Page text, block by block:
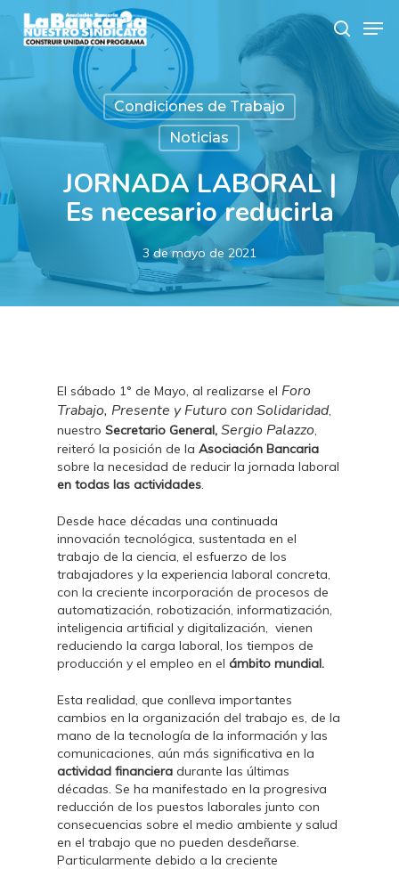
main
search
Condiciones de Trabajo
Noticias
JORNADA LABORAL |
Es necesario reducirla
3 de mayo de 2021
El sábado 1° de Mayo, al realizarse el Foro
Trabajo, Presente y Futuro con Solidaridad,
nuestro Secretario General, Sergio Palazzo,
reiteró la posición de la Asociación Bancaria
sobre la necesidad de reducir la jornada laboral
en todas las actividades.
Desde hace décadas una continuada
innovación tecnológica, sustentada en el
trabajo de la ciencia, el esfuerzo de los
trabajadores y la experiencia laboral concreta,
con la creciente incorporación de procesos de
automatización, robotización, informatización,
inteligencia artificial y digitalización, vienen
reduciendo la carga laboral, los tiempos de
producción y el empleo en el ámbito mundial.
Esta realidad, que conlleva importantes
cambios en la organización del trabajo es, de la
mano de la tecnología de la información y las
comunicaciones, aún más significativa en la
actividad financiera durante las últimas
décadas. Se ha manifestado en la progresiva
reducción de los puestos laborales junto con
consecuencias sobre el medio ambiente y salud
en el trabajo que no pueden desdeñarse.
Particularmente debido a la creciente